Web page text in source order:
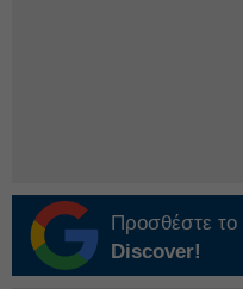
Προσθέστε το
Discover!